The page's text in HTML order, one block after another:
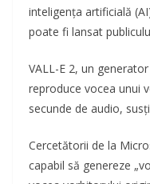
inteligența artificială
poate fi lansat
VALL-E 2, un
reproduce vocea unui
secunde de audio,
Cercetătorii de la
capabil să genereze